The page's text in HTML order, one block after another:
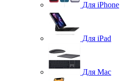
Для iPhone
Для iPad
Для Mac